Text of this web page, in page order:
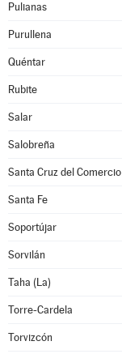
Pulianas
Purullena
Quéntar
Rubite
Salar
Salobreña
Santa Cruz del Comercio
Santa Fe
Soportújar
Sorvilán
Taha (La)
Torre-Cardela
Torvizcón